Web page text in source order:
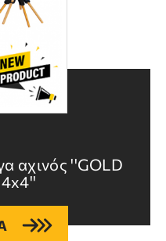
αχινός ''GOLD